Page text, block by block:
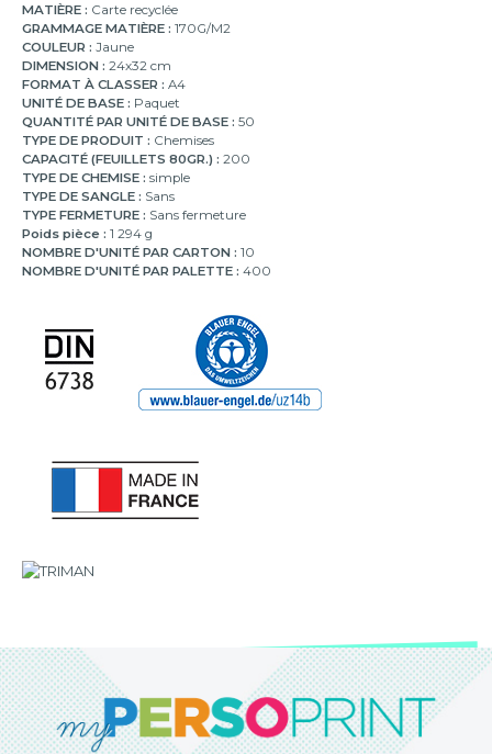
MATIÈRE : Carte recyclée
GRAMMAGE MATIÈRE : 170G/M2
COULEUR : Jaune
DIMENSION : 24x32 cm
FORMAT À CLASSER : A4
UNITÉ DE BASE : Paquet
QUANTITÉ PAR UNITÉ DE BASE : 50
TYPE DE PRODUIT : Chemises
CAPACITÉ (FEUILLETS 80GR.) : 200
TYPE DE CHEMISE : simple
TYPE DE SANGLE : Sans
TYPE FERMETURE : Sans fermeture
Poids pièce : 1 294 g
NOMBRE D'UNITÉ PAR CARTON : 10
NOMBRE D'UNITÉ PAR PALETTE : 400